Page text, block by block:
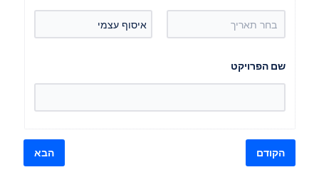
שם הפרויקט
הקודם הבא